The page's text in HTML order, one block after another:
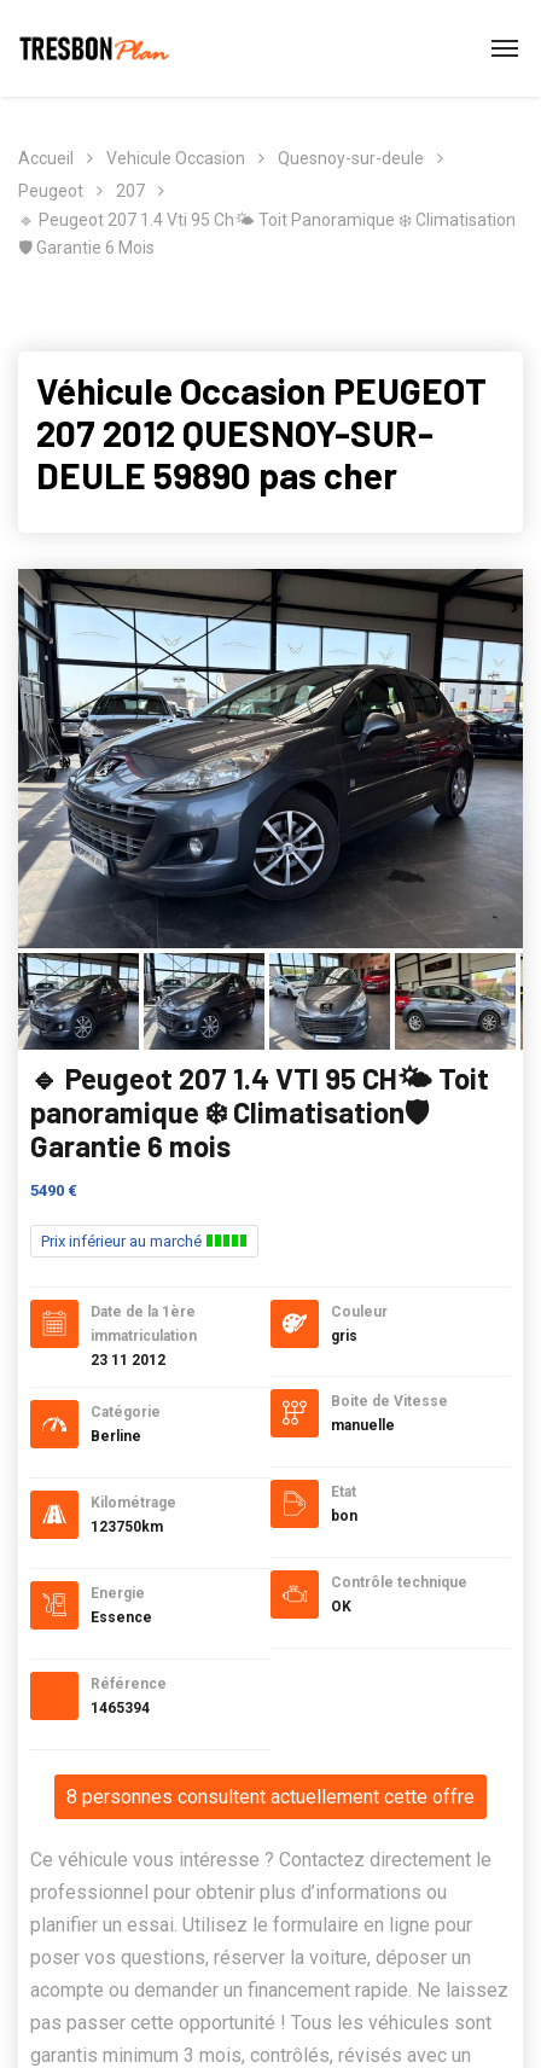
Accueil Vehicule Occasion
Quesnoy-sur-deule
Peugeot
207
🔹 Peugeot 207 1.4 Vti 95 Ch🌤️ Toit Panoramique ❄️ Climatisation
🛡️ Garantie 6 Mois
Véhicule Occasion PEUGEOT
207 2012 QUESNOY-SUR-
DEULE 59890 pas cher
🔹 Peugeot 207 1.4 VTI 95 CH🌤️ Toit
panoramique ❄️ Climatisation🛡️
Garantie 6 mois
5490 €
Prix inférieur au marché
Date de la 1ère
immatriculation
23 11 2012
Catégorie
Berline
Kilométrage
123750km
Energie
Essence
Référence
1465394
Couleur
gris
Boite de Vitesse
manuelle
Etat
bon
Contrôle technique
OK
8 personnes consultent actuellement cette offre
Ce véhicule vous intéresse ? Contactez directement le
professionnel pour obtenir plus d’informations ou
planifier un essai. Utilisez le formulaire en ligne pour
poser vos questions, réserver la voiture, déposer un
acompte ou demander un financement rapide. Ne laissez
pas passer cette opportunité ! Tous les véhicules sont
garantis minimum 3 mois, contrôlés, révisés avec un